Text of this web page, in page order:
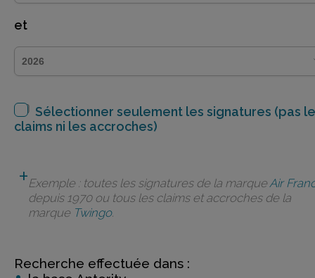
et
Sélectionner seulement les signatures (pas
claims ni les accroches)
Exemple : toutes les signatures de la marqueAir
depuis 1970 ou tous les claims et accroches de la
marque Twingo.
Recherche effectuée dans :